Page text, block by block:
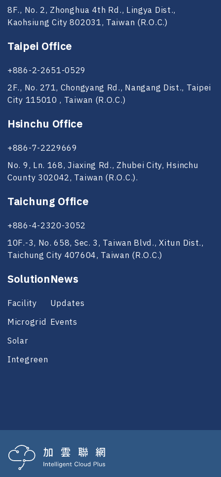
8F., No. 2, Zhonghua 4th Rd., Lingya Dist.,
Kaohsiung City 802031, Taiwan (R.O.C.)
Taipei Office
+886-2-2651-0529
2F., No. 271, Chongyang Rd., Nangang Dist., Taipei
City 115010 , Taiwan (R.O.C.)
Hsinchu Office
+886-7-2229669
No. 9, Ln. 168, Jiaxing Rd., Zhubei City, Hsinchu
County 302042, Taiwan (R.O.C.).
Taichung Office
+886-4-2320-3052
10F.-3, No. 658, Sec. 3, Taiwan Blvd., Xitun Dist.,
Taichung City 407604, Taiwan (R.O.C.)
Solution
Facility
Microgrid
Solar
Integreen
News
Updates
Events